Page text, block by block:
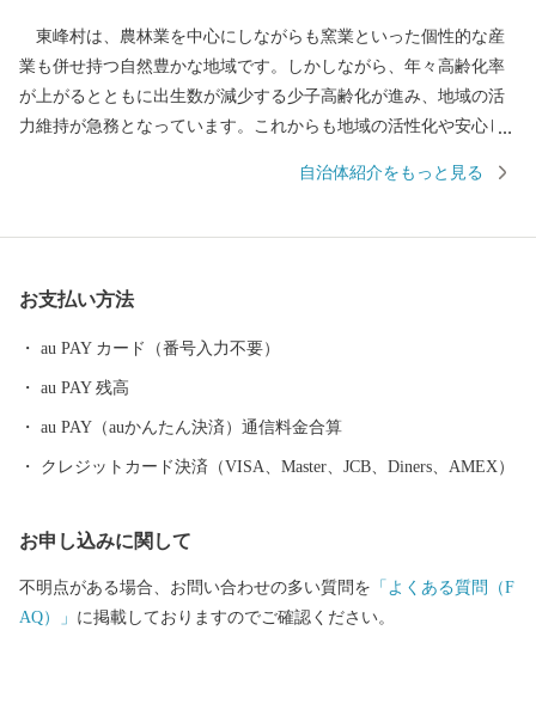
東峰村は、農林業を中心にしながらも窯業といった個性的な産
業も併せ持つ自然豊かな地域です。しかしながら、年々高齢化率
が上がるとともに出生数が減少する少子高齢化が進み、地域の活
力維持が急務となっています。これからも地域の活性化や安心し
お一層努めてまいります。 東峰村は、平成２９年７月５日に発
す。
自治体紹介をもっと見る
お支払い方法
au PAY カード（番号入力不要）
au PAY 残高
au PAY（auかんたん決済）通信料金合算
クレジットカード決済（VISA、Master、JCB、Diners、AMEX）
お申し込みに関して
不明点がある場合、お問い合わせの多い質問を 「よくある質問（F
AQ）」 に掲載しておりますのでご確認ください。